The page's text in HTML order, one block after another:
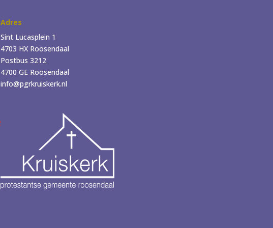
Adres
Sint Lucasplein 1
4703 HX Roosendaal
Postbus 3212
4700 GE Roosendaal
info@pgrkruiskerk.nl